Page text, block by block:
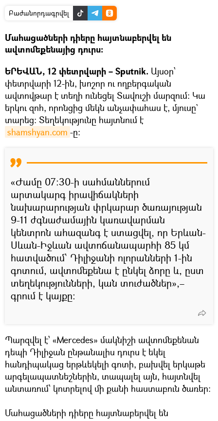
Բաժանորդագրվել
Մահացածների դիերը հայտնաբերվել են
ավտոմեքենայից դուրս։
ԵՐԵՎԱՆ, 12 փետրվարի – Sputnik. Այսօր՝
փետրվարի 12-ին, խոշոր ու ողբերգական
ավտովթար է տեղի ունեցել Տավուշի մարզում։ Կա
երկու զոհ, որոնցից մեկն անչափահաս է, մյուսը`
տարեց։ Տեղեկությունը հայտնում է
shamshyan.com -ը։
«Ժամը 07։30-ի սահմաններում
արտակարգ իրավիճակների
նախարարության փրկարար ծառայության
9-11 ժգնաժամային կառավարման
կենտրոն ահազանգ է ստացվել, որ Երևան-
Սևան-Իջևան ավտոճանապարհի 85 կմ
հատվածում՝ Դիլիջանի ոլորանների 1-ին
գոտում, ավտոմեքենա է ընկել ձորը և, ըստ
տեղեկությունների, կան տուժածներ»,–
գրում է կայքը։
Պարզվել է՝ «Mercedes» մակնիշի ավտոմեքենան
դեպի Դիլիջան ընթանալիս դուրս է եկել
հանդիպակաց երթևեկելի գոտի, բախվել երկաթե
արգելապատնեշներին, տապալել այն, հայտնվել
անտառում՝ կոտրելով մի քանի հաստաբուն ծառեր։
Մահացածների դիերը հայտնաբերվել են